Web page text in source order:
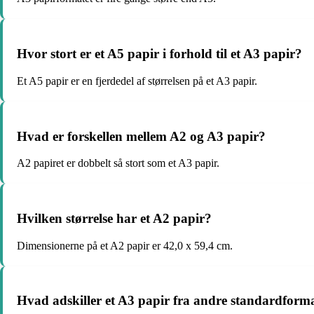
Hvor stort er et A5 papir i forhold til et A3 papir?
Et A5 papir er en fjerdedel af størrelsen på et A3 papir.
Hvad er forskellen mellem A2 og A3 papir?
A2 papiret er dobbelt så stort som et A3 papir.
Hvilken størrelse har et A2 papir?
Dimensionerne på et A2 papir er 42,0 x 59,4 cm.
Hvad adskiller et A3 papir fra andre